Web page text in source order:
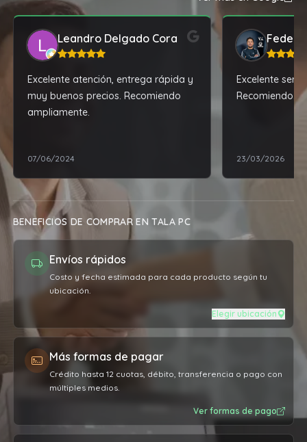
Leandro Delgado Cora
Excelente atención, entrega rápida y
muy buenos precios. Recomiendo
ampliamente.
07/06/2024
Excelente
Recomiendo.
23/03/2026
BENEFICIOS DE COMPRAR EN TALA PC
Envíos rápidos
Costo y fecha estimada para cada producto según tu
ubicación.
Elegir ubicación
Más formas de pagar
Crédito hasta 12 cuotas, débito, transferencia o pago con
múltiples medios.
Ver formas de pago